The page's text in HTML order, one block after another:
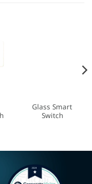
Discontinued
Glass Smart
Switch